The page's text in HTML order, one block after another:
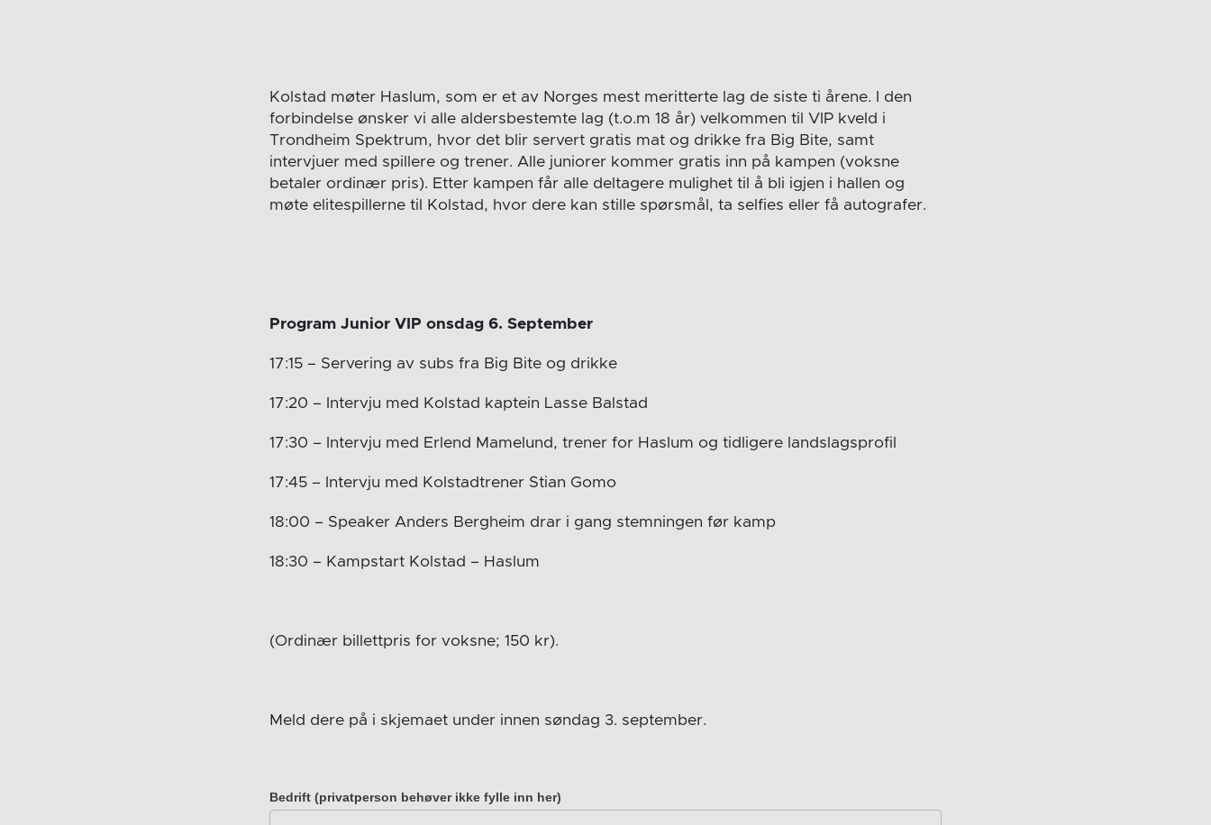
Kolstad møter Haslum, som er et av Norges mest meritterte lag de siste ti årene. I den
forbindelse ønsker vi alle aldersbestemte lag (t.o.m 18 år) velkommen til VIP kveld i
Trondheim Spektrum, hvor det blir servert gratis mat og drikke fra Big Bite, samt
intervjuer med spillere og trener. Alle juniorer kommer gratis inn på kampen (voksne
betaler ordinær pris). Etter kampen får alle deltagere mulighet til å bli igjen i hallen og
møte elitespillerne til Kolstad, hvor dere kan stille spørsmål, ta selfies eller få autografer.
Program Junior VIP onsdag 6. September
17:15 – Servering av subs fra Big Bite og drikke
17:20 – Intervju med Kolstad kaptein Lasse Balstad
17:30 – Intervju med Erlend Mamelund, trener for Haslum og tidligere landslagsprofil
17:45 – Intervju med Kolstadtrener Stian Gomo
18:00 – Speaker Anders Bergheim drar i gang stemningen før kamp
18:30 – Kampstart Kolstad – Haslum
(Ordinær billettpris for voksne; 150 kr).
Meld dere på i skjemaet under innen søndag 3. september.
VIP
Bedrift (privatperson behøver ikke fylle inn her)